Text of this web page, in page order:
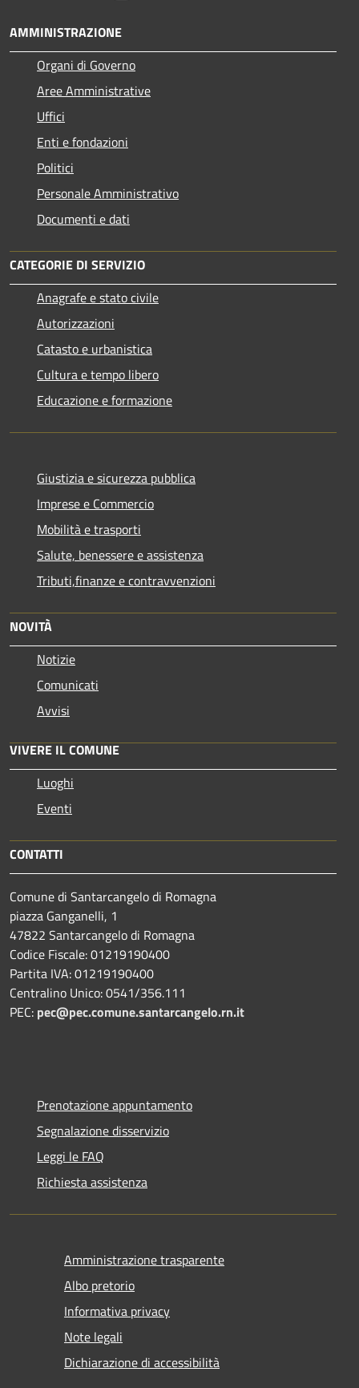
AMMINISTRAZIONE
Organi di Governo
Aree Amministrative
Uffici
Enti e fondazioni
Politici
Personale Amministrativo
Documenti e dati
CATEGORIE DI SERVIZIO
Anagrafe e stato civile
Autorizzazioni
Catasto e urbanistica
Cultura e tempo libero
Educazione e formazione
Giustizia e sicurezza pubblica
Imprese e Commercio
Mobilità e trasporti
Salute, benessere e assistenza
Tributi,finanze e contravvenzioni
NOVITÀ
Notizie
Comunicati
Avvisi
VIVERE IL COMUNE
Luoghi
Eventi
CONTATTI
Comune di Santarcangelo di Romagna
piazza Ganganelli, 1
47822 Santarcangelo di Romagna
Codice Fiscale: 01219190400
Partita IVA: 01219190400
Centralino Unico: 0541/356.111
PEC: pec@pec.comune.santarcangelo.rn.it
Prenotazione appuntamento
Segnalazione disservizio
Leggi le FAQ
Richiesta assistenza
Amministrazione trasparente
Albo pretorio
Informativa privacy
Note legali
Dichiarazione di accessibilità